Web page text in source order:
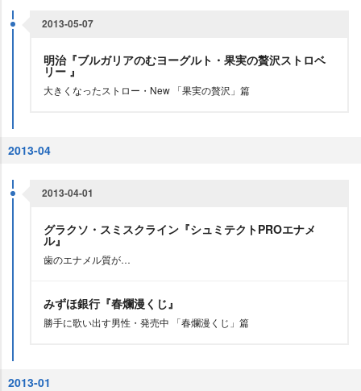
2013-05-07
明治『ブルガリアのむヨーグルト・果実の贅沢ストロベ
リー 』
大きくなったストロー・New 「果実の贅沢」篇
2013-04
2013-04-01
グラクソ・スミスクライン『シュミテクトPROエナメ
ル』
歯のエナメル質が…
みずほ銀行『春爛漫くじ』
勝手に歌い出す男性・発売中 「春爛漫くじ」篇
2013-01